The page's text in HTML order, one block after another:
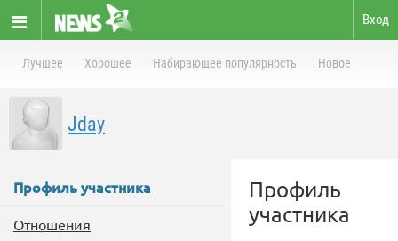
Вход
Лучшее Хорошее Набирающее популярность Новое
Jday
Профиль участника
Отношения
Профиль
участника